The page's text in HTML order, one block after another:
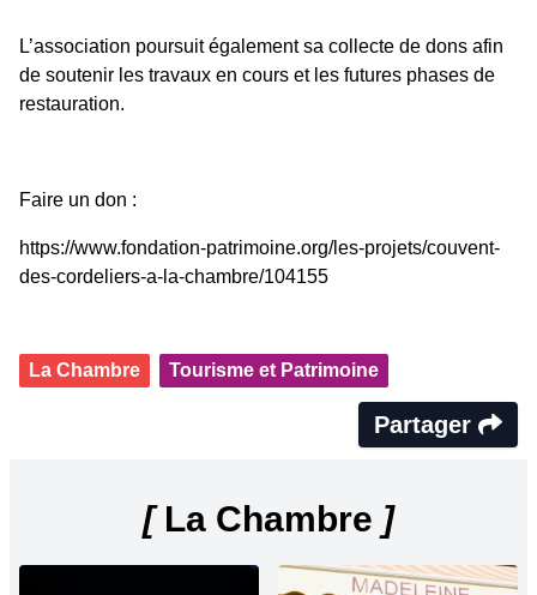
L’association poursuit également sa collecte de dons afin
de soutenir les travaux en cours et les futures phases de
restauration.
Faire un don :
https://www.fondation-patrimoine.org/les-projets/couvent-
des-cordeliers-a-la-chambre/104155
La Chambre Tourisme et Patrimoine
Partager
[La Chambre ]